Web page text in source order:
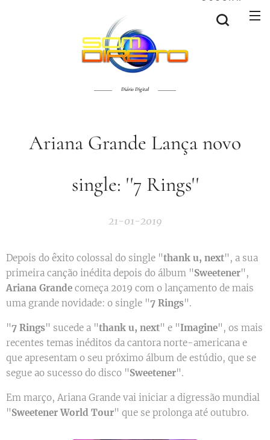
Diário Digital
Ariana Grande Lança novo
single: ''7 Rings''
21-01-2019
Depois do êxito colossal do single "thank u, next", a sua
primeira canção inédita depois do álbum "Sweetener",
Ariana Grande começa 2019 com o lançamento de mais
uma grande novidade: o single "7 Rings".
"7 Rings" sucede a "thank u, next" e "Imagine", os mais
recentes temas inéditos da cantora norte-americana e
que apresentam o seu próximo álbum de estúdio, que se
segue ao sucesso do disco "Sweetener".
Em março, Ariana Grande vai iniciar a digressão mundial
"Sweetener World Tour" que se prolonga até outubro.